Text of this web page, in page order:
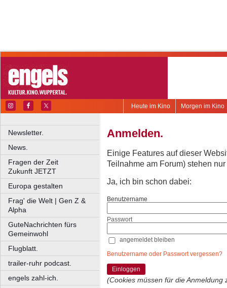
Morgen im Kino
Heute im Kino
Newsletter.
News.
Fragen der Zeit
Zukunft JETZT
Europa gestalten
Frag' die Welt | Gen Z &
Alpha
GuteNachrichten fürs
Gemeinwohl
Flugblatt.
trailer-ruhr podcast.
engels zahl-ich.
Anmelden.
Einige Features auf dieser
Teilnahme am Forum) stehen
Ja, ich bin schon dabei:
Benutzername
Passwort
angemeldet bleiben
Benutzername oder Passwort vergessen?
Einloggen
(Cookies müssen für die Anmeldung